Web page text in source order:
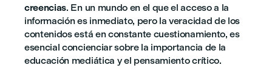
creencias. En un mundo en el que el acceso a la
información es inmediato, pero la veracidad de los
contenidos está en constante cuestionamiento, es
esencial concienciar sobre la importancia de la
educación mediática y el pensamiento crítico.